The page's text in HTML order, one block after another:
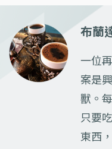
布蘭
一位
案是
獸。
只要
東西